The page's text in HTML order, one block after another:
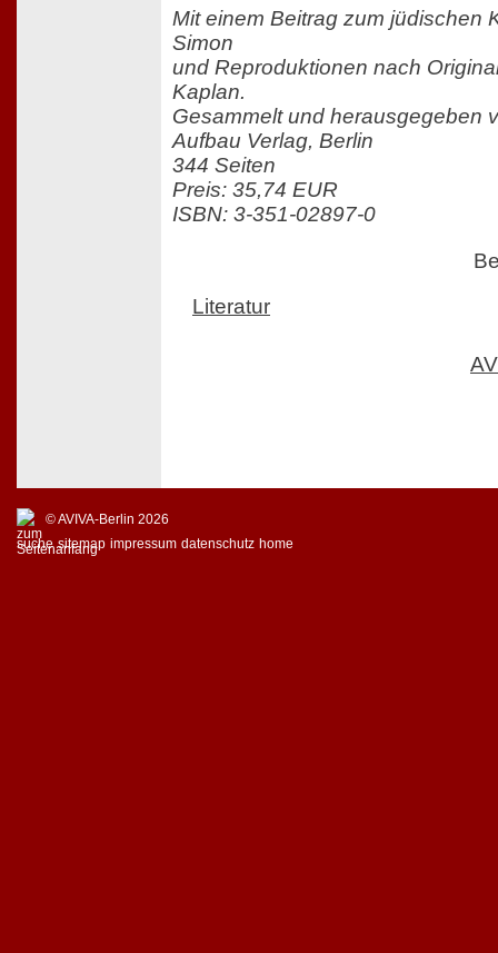
Mit einem Beitrag zum jüdischen
Simon
und Reproduktionen nach
Kaplan.
Gesammelt und herausgegeben
Aufbau Verlag, Berlin
344 Seiten
Preis: 35,74 EUR
ISBN: 3-351-02897-0
Literatur
© AVIVA-Berlin 2026
suche sitemap impressum datenschutz home